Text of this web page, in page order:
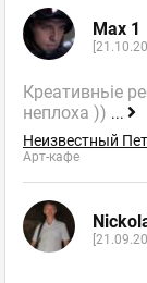
Max 1
Креативньіе
неплоха )) ...
Неизвестный
Арт-кафе